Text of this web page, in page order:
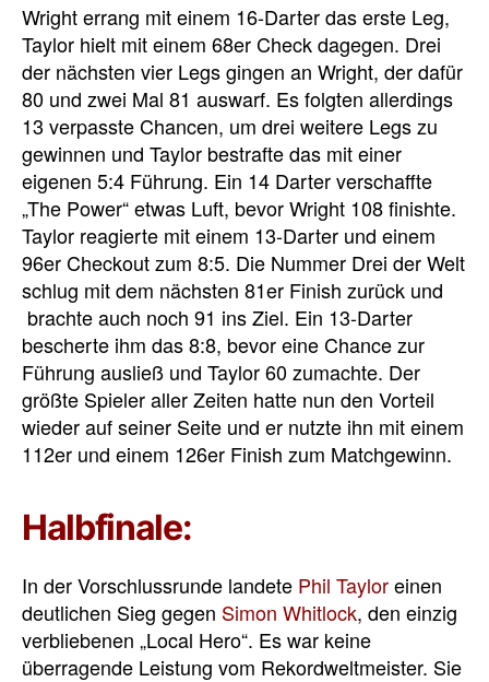
Wright errang mit einem 16-Darter das erste Leg,
Taylor hielt mit einem 68er Check dagegen. Drei
der nächsten vier Legs gingen an Wright, der dafür
80 und zwei Mal 81 auswarf. Es folgten allerdings
13 verpasste Chancen, um drei weitere Legs zu
gewinnen und Taylor bestrafte das mit einer
eigenen 5:4 Führung. Ein 14 Darter verschaffte
„The Power“ etwas Luft, bevor Wright 108 finishte.
Taylor reagierte mit einem 13-Darter und einem
96er Checkout zum 8:5. Die Nummer Drei der Welt
schlug mit dem nächsten 81er Finish zurück und
brachte auch noch 91 ins Ziel. Ein 13-Darter
bescherte ihm das 8:8, bevor eine Chance zur
Führung ausließ und Taylor 60 zumachte. Der
größte Spieler aller Zeiten hatte nun den Vorteil
wieder auf seiner Seite und er nutzte ihn mit einem
112er und einem 126er Finish zum Matchgewinn.
Halbfinale:
In der Vorschlussrunde landete Phil Tayloreinen
deutlichen Sieg gegen Simon Whitlock, den einzig
verbliebenen „Local Hero“. Es war keine
überragende Leistung vom Rekordweltmeister. Sie